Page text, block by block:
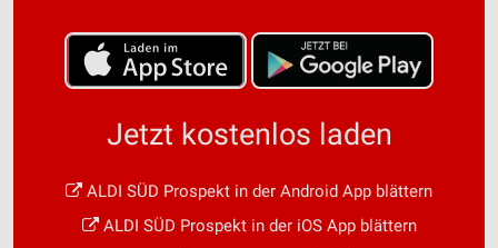
Jetzt kostenlos laden
ALDI SÜD Prospekt in der Android App blättern
ALDI SÜD Prospekt in der iOS App blättern